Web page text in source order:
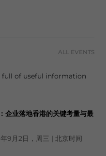
ALL EVENTS
full of useful information
企业落地香港的关键考量与最
9月2日，周三 | 北京时间